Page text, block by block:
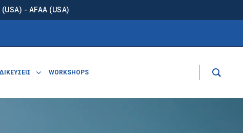
- AFAA (USA)
WORKSHOPS